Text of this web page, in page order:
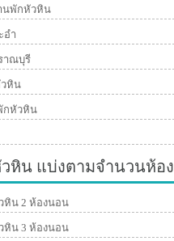
นพักหัวหิน
อำ
าณบุรี
วหิน
กหัวหิน
หิน แบ่งตามจำนวนห้อง
หิน 2 ห้องนอน
หิน 3 ห้องนอน